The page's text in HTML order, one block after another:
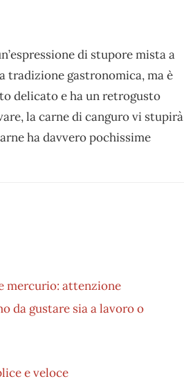
di stupore mista a
tradizione gastronomica, ma è
delicato e ha un retrogusto
la carne di canguro vi stupirà
ha davvero pochissime
mercurio: attenzione
da gustare sia a lavoro o
e veloce